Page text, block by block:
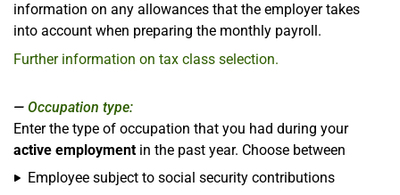
information on any allowances that the employer takes
into account when preparing the monthly payroll.
Further information on tax class selection.
Occupation type:
Enter the type of occupation that you had during your
active employmentin the past year. Choose between
Employee subject to social security contributions